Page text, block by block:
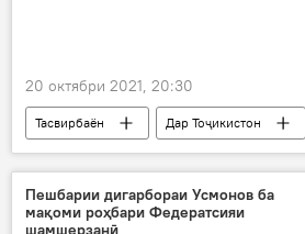
20 октябри 2021, 20:30
Тасвирбаён Дар Тоҷикистон
аҳолӣ
Пешбарии дигарбораи Усмонов ба
мақоми роҳбари Федератсияи
шамшерзанӣ